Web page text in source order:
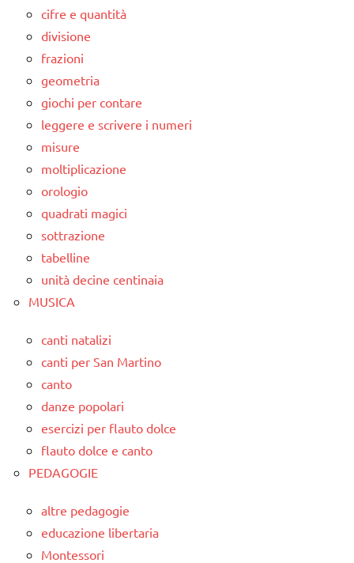
cifre e quantità
divisione
frazioni
geometria
giochi per contare
leggere e scrivere i numeri
misure
moltiplicazione
orologio
quadrati magici
sottrazione
tabelline
unità decine centinaia
MUSICA
canti natalizi
canti per San Martino
canto
danze popolari
esercizi per flauto dolce
flauto dolce e canto
PEDAGOGIE
altre pedagogie
educazione libertaria
Montessori